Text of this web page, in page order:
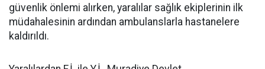
güvenlik önlemi alırken, yaralılar sağlık ekiplerinin ilk
müdahalesinin ardından ambulanslarla hastanelere
kaldırıldı.